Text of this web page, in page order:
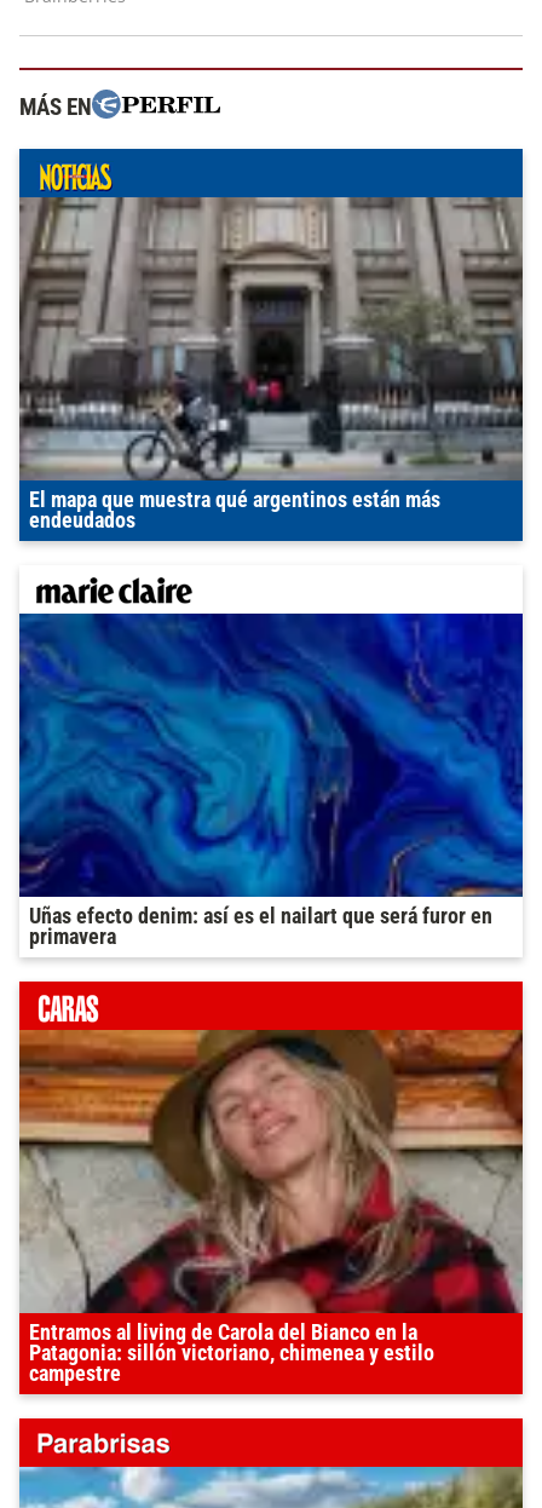
MÁS EN
El mapa que muestra qué argentinos están más
endeudados
Uñas efecto denim: así es el nailart que será furor en
primavera
Entramos al living de Carola del Bianco en la
Patagonia: sillón victoriano, chimenea y estilo
campestre